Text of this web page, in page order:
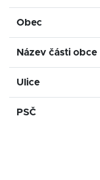
Obec
Název části obce
Ulice
PSČ